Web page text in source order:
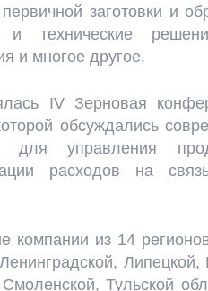
заготовки и
и технические
и многое другое.
IV Зерновая
обсуждались
для управления
расходов на
компании из 14
Липецкой,
Тульской